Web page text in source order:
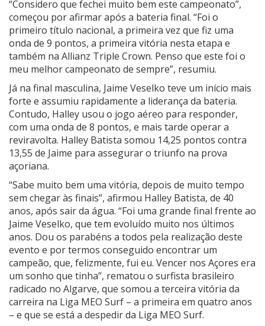
“Considero que fechei muito bem este campeonato”,
começou por afirmar após a bateria final. “Foi o
primeiro título nacional, a primeira vez que fiz uma
onda de 9 pontos, a primeira vitória nesta etapa e
também na Allianz Triple Crown. Penso que este foi o
meu melhor campeonato de sempre”, resumiu.
Já na final masculina, Jaime Veselko teve um início mais
forte e assumiu rapidamente a liderança da bateria.
Contudo, Halley usou o jogo aéreo para responder,
com uma onda de 8 pontos, e mais tarde operar a
reviravolta. Halley Batista somou 14,25 pontos contra
13,55 de Jaime para assegurar o triunfo na prova
açoriana.
“Sabe muito bem uma vitória, depois de muito tempo
sem chegar às finais”, afirmou Halley Batista, de 40
anos, após sair da água. “Foi uma grande final frente ao
Jaime Veselko, que tem evoluído muito nos últimos
anos. Dou os parabéns a todos pela realização deste
evento e por termos conseguido encontrar um
campeão, que, felizmente, fui eu. Vencer nos Açores era
um sonho que tinha”, rematou o surfista brasileiro
radicado no Algarve, que somou a terceira vitória da
carreira na Liga MEO Surf – a primeira em quatro anos
– e que se está a despedir da Liga MEO Surf.